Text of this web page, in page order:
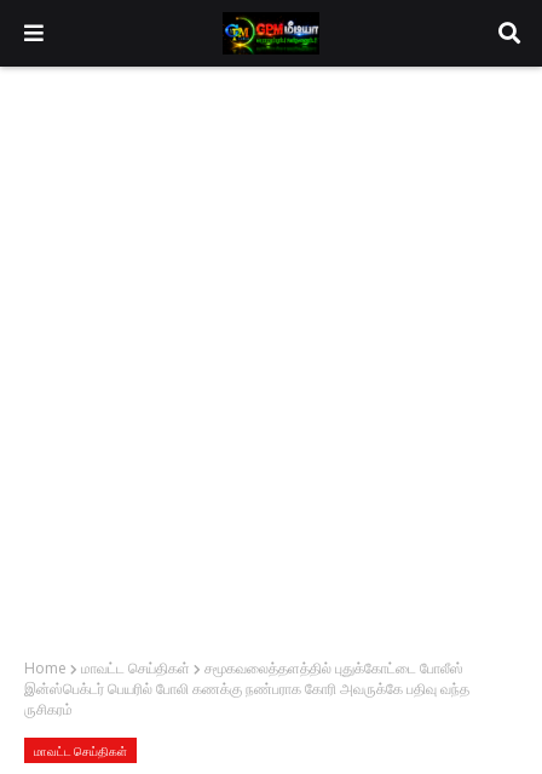
Home மாவட்ட செய்திகள்
சமூகவலைத்தளத்தில் புதுக்கோட்டை போலீஸ்
இன்ஸ்பெக்டர் பெயரில் போலி கணக்கு நண்பராக கோரி அவருக்கே பதிவு வந்த
ருசிகரம்
மாவட்ட செய்திகள்